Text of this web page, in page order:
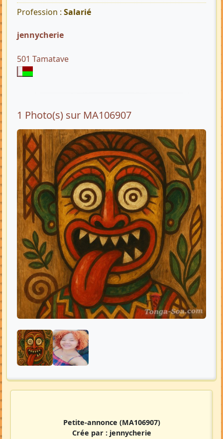
Profession : Salarié
jennycherie
501 Tamatave
1 Photo(s) sur MA106907
Petite-annonce (MA106907)
Crée par : jennycherie